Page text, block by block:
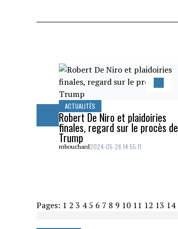
ACTUALITÉS
Robert De Niro et plaidoiries
finales, regard sur le procès de
Trump
mbouchard2024-05-28 14:55:11
Pages: 1 2 3 4 5 6 7 8 9 10 11 12 13 14